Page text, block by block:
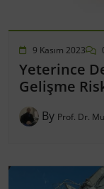
9 Kasım 2023
Yeterince
Gelişme
By Prof. Dr.